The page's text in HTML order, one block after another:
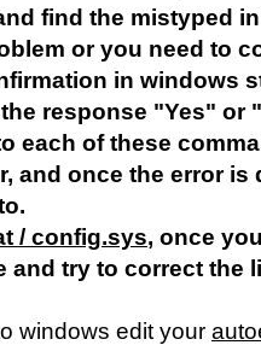
find the mistyped
or you need to
in windows
response "Yes" or
each of these
and once the error is
/ config.sys, once
and try to correct the
windows edit your